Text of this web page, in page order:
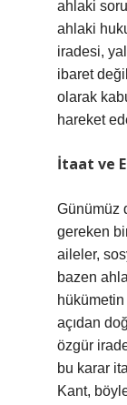
ahlaki
ahlaki
iradesi,
ibaret
olarak
hareket
İtaat ve
Günümüz
gereken
aileler,
bazen
açıdan
özgür
bu karar
Kant,